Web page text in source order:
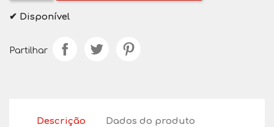
✔ Disponível
Partilhar
Descrição Dados do produto